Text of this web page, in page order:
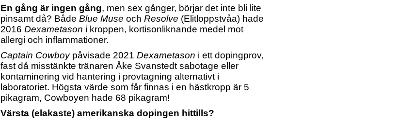
En gång är ingen gång, men sex gånger, börjar det inte bli lite
pinsamt då? Både Blue Muse och Resolve (Elitloppstvåa) hade
2016 Dexametason i kroppen, kortisonliknande medel mot
allergi och inflammationer.
Captain Cowboypåvisade 2021 Dexametason i ett dopingprov,
fast då misstänkte tränaren Åke Svanstedt sabotage eller
kontaminering vid hantering i provtagning alternativt i
laboratoriet. Högsta värde som får finnas i en hästkropp är 5
pikagram, Cowboyen hade 68 pikagram!
Värsta (elakaste) amerikanska dopingen hittills?